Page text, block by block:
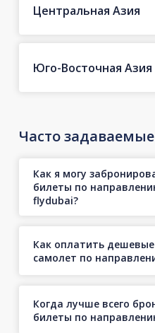
Центральная Азия
Юго-Восточная Азия
Часто
Как я могу
билеты по
flydubai?
Как оплатить
самолет по
Когда лучше всего
билеты по